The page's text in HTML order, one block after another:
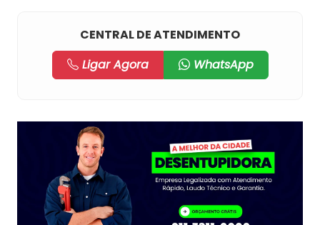
CENTRAL DE ATENDIMENTO
Ligar Agora
WhatsApp